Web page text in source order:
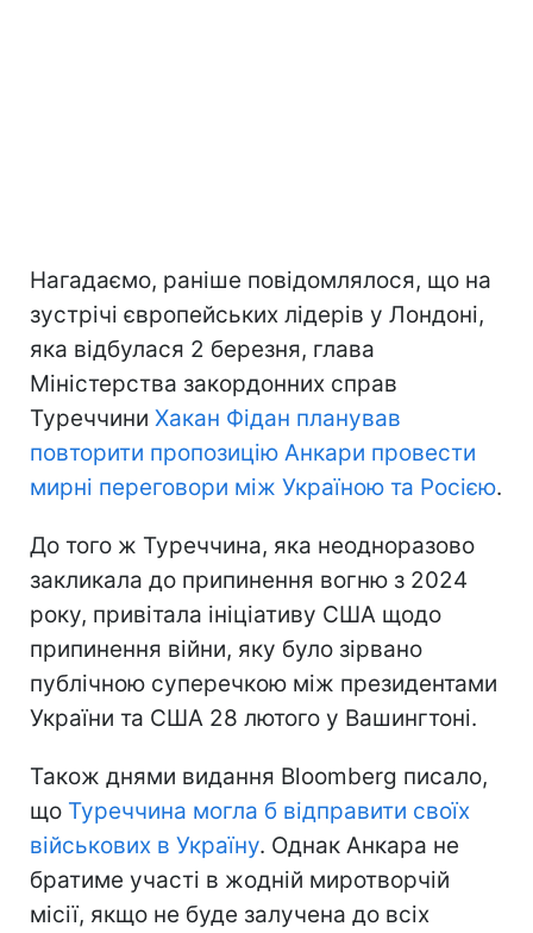
Нагадаємо, раніше повідомлялося, що на
зустрічі європейських лідерів у Лондоні,
яка відбулася 2 березня, глава
Міністерства закордонних справ
Туреччини Хакан Фідан планував
повторити пропозицію Анкари провести
мирні переговори між Україною та Росією.
До того ж Туреччина, яка неодноразово
закликала до припинення вогню з 2024
року, привітала ініціативу США щодо
припинення війни, яку було зірвано
публічною суперечкою між президентами
України та США 28 лютого у Вашингтоні.
Також днями видання Bloomberg писало,
що Туреччина могла б відправити своїх
військових в Україну. Однак Анкара не
братиме участі в жодній миротворчій
місії, якщо не буде залучена до всіх